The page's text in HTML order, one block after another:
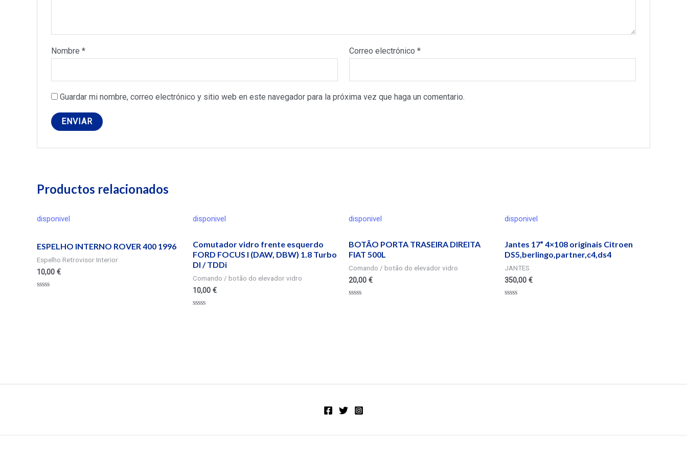
Nombre * Correo electrónico*
Guardar mi nombre, correo electrónico y sitio web en este navegador para la próxima vez que haga un comentario.
Productos relacionados
disponivel
ESPELHO INTERNO ROVER 400 1996
Espelho Retrovisor Interior
10,00 €
disponivel
Comutador vidro frente esquerdo
FORD FOCUS I (DAW, DBW) 1.8 Turbo
DI / TDDi
Comando / botão do elevador vidro
10,00 €
disponivel
BOTÃO PORTA TRASEIRA DIREITA
FIAT 500L
Comando / botão do elevador vidro
20,00 €
disponivel
Jantes 17” 4×108 originais Citroen
DS5,berlingo,partner,c4,ds4
JANTES
350,00 €